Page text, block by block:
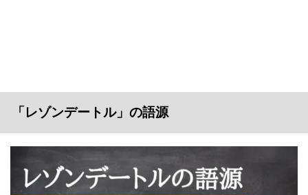
「レゾンデートル」の語源